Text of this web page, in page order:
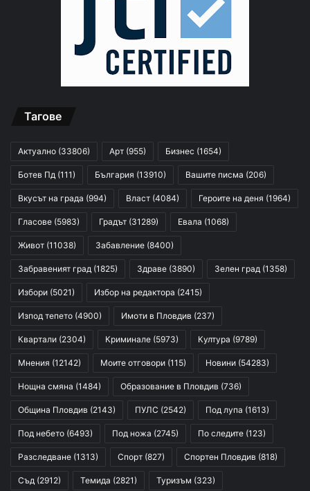
Тагове
Актуално (33806) Арт (955) Бизнес (1654)
Ботев Пд (111) България (13910) Вашите писма (206)
Вкусът на града (994) Власт (4084) Героите на деня (1964)
Гласове (5983) Градът (31289) Евала (1068)
Живот (11038) Забавление (8400)
Забравеният град (1825) Здраве (3890) Зелен град (1358)
Избори (5021) Избор на редактора (2415)
Изпод тепето (4900) Имоти в Пловдив (237)
Квартали (2304) Криминале (5973) Култура (9789)
Мнения (12142) Моите отговори (115) Новини (54283)
Нощна смяна (1484) Образование в Пловдив (736)
Община Пловдив (2143) ПУЛС (2542) Под лупа (1613)
Под небето (6493) Под ножа (2745) По следите (123)
Разследване (1313) Спорт (827) Спортен Пловдив (818)
Съд (2912) Темида (2821) Туризъм (323)